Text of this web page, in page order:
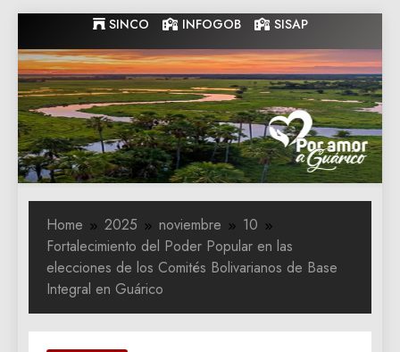
to
content
SINCO INFOGOB SISAP
Gobernacion
de Guarico
Gobernacion de Guarico
Home 2025 noviembre
10
Fortalecimiento del Poder Popular en las
elecciones de los Comités Bolivarianos de Base
Integral en Guárico